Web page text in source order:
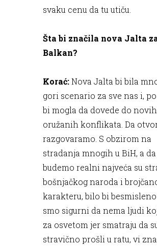
svaku cenu da tu utiču.
Šta bi značila nova Jalta
Balkan?
Korać:Nova Jalta bi bila
gori scenario za sve nas i,
bi mogla da dovede do novih
oružanih konflikata. Da
razgovaramo. S obzirom na
stradanja mnogih u BiH, a da
budemo realni najveća su
bošnjačkog naroda i
karakteru, bilo bi besmisleno
smo sigurni da nema ljudi
za osvetom jer smatraju da
stravično prošli u ratu, vi